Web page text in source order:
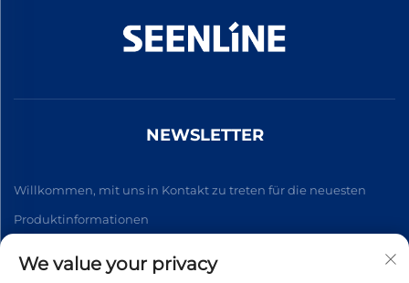
NEWSLETTER
Willkommen, mit uns in Kontakt zu treten für die neuesten
Produktinformationen
We value your privacy